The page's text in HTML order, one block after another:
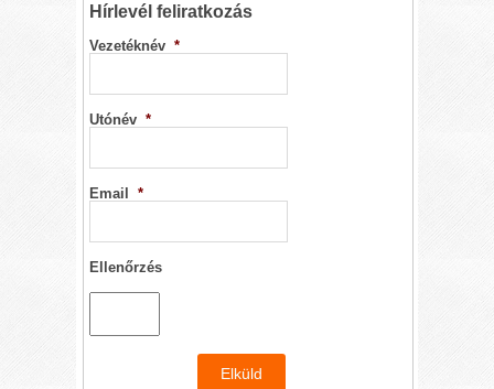
Hírlevél feliratkozás
Vezetéknév *
Utónév *
Email *
Ellenőrzés